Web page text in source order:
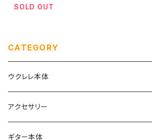
SOLD OUT
CATEGORY
ウクレレ本体
ソプラノ
初めてのソプラノ（１〜６万円まで）
ソプラノロングネック
アクセサリー
弦
ギター本体